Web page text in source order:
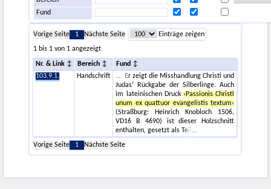
Fund
Vorige Seite 1 Nächste Seite
Einträge zeigen
1 bis 1 von 1 angezeigt
Nr. & Link Bereich
Fund
103.9.1.
Handschrift
. Er zeigt die Misshandlung Christi und
Judas’ Rückgabe der Silberlinge. Auch
im lateinischen Druck ›Passionis Christi
unum ex quattuor evangelistis textum‹
(Straßburg: Heinrich Knobloch 1506,
VD16 B 4690) ist dieser Holzschnitt
enthalten, gesetzt als Teil
Vorige Seite
1 Nächste Seite